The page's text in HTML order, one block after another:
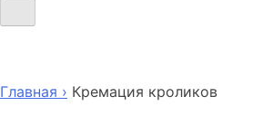
Главная › Кремация кроликов